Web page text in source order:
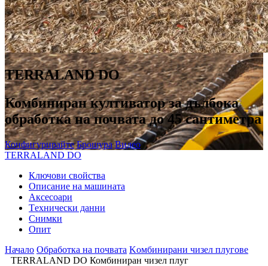
TERRALAND DO
Комбиниран култиватор за дълбока
обработка на почвата до 45 сантиметра
Конфигурирайте Брошура Видео
TERRALAND DO
Ключови свойства
Описание на машината
Аксесоари
Tехнически данни
Снимки
Опит
Начало Обработка на почвата Kомбинирани чизел плугове
TERRALAND DO Комбиниран чизел плуг